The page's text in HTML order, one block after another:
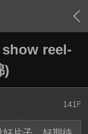
內容
show reel-
)
141 F